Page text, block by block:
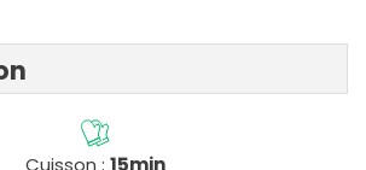
Cuisson : 15min